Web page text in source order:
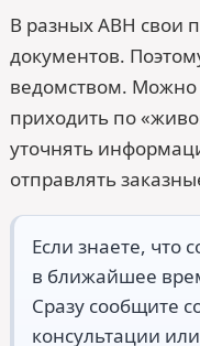
В разных ABH свои
документов.
ведомством. Можно
приходить по
уточнять
отправлять
Если знаете, что
в ближайшее
Сразу сообщите
консультации